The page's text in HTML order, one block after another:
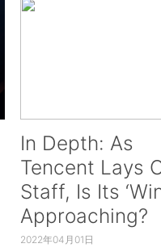
In Depth: As
Tencent Lays
Staff, Is Its
Approaching?
2022年04月01日